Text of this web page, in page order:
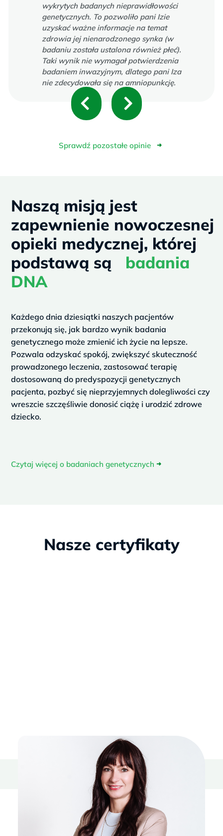
wykrytych badanych nieprawidłowości
genetycznych. To pozwoliło pani Izie
uzyskać ważne informacje na temat
zdrowia jej nienarodzonego synka (w
badaniu została ustalona również płeć).
Taki wynik nie wymagał potwierdzenia
badaniem inwazyjnym, dlatego pani Iza
nie zdecydowała się na amniopunkcję.
P
r
e
o
u
N
e
x
Sprawdź pozostałe opinie ➜
Naszą misją jest
zapewnienie nowoczesnej
opieki medycznej, której
podstawą są badania
DNA
Każdego dnia dziesiątki naszych pacjentów
przekonują się, jak bardzo wynik badania
genetycznego może zmienić ich życie na lepsze.
Pozwala odzyskać spokój, zwiększyć skuteczność
prowadzonego leczenia, zastosować terapię
dostosowaną do predyspozycji genetycznych
pacjenta, pozbyć się nieprzyjemnych dolegliwości czy
wreszcie szczęśliwie donosić ciążę i urodzić zdrowe
dziecko.
Czytaj więcej o badaniach genetycznych ➜
Nasze certyfikaty